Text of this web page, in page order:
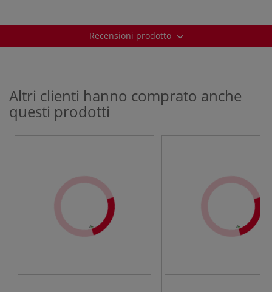
Recensioni prodotto
Altri clienti hanno comprato anche
questi prodotti